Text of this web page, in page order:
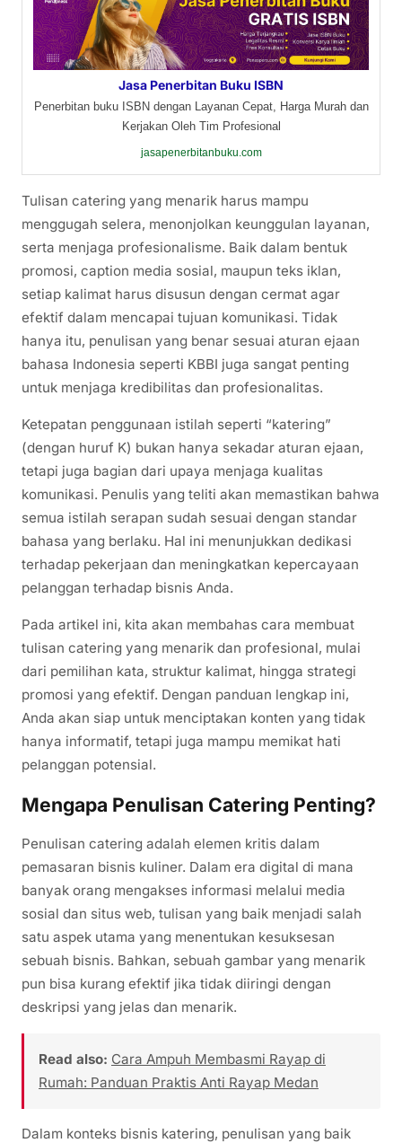
Jasa Penerbitan Buku ISBN
Penerbitan buku ISBN dengan Layanan Cepat, Harga Murah dan
Kerjakan Oleh Tim Profesional
jasapenerbitanbuku.com
Tulisan catering yang menarik harus mampu
menggugah selera, menonjolkan keunggulan layanan,
serta menjaga profesionalisme. Baik dalam bentuk
promosi, caption media sosial, maupun teks iklan,
setiap kalimat harus disusun dengan cermat agar
efektif dalam mencapai tujuan komunikasi. Tidak
hanya itu, penulisan yang benar sesuai aturan ejaan
bahasa Indonesia seperti KBBI juga sangat penting
untuk menjaga kredibilitas dan profesionalitas.
Ketepatan penggunaan istilah seperti “katering”
(dengan huruf K) bukan hanya sekadar aturan ejaan,
tetapi juga bagian dari upaya menjaga kualitas
komunikasi. Penulis yang teliti akan memastikan bahwa
semua istilah serapan sudah sesuai dengan standar
bahasa yang berlaku. Hal ini menunjukkan dedikasi
terhadap pekerjaan dan meningkatkan kepercayaan
pelanggan terhadap bisnis Anda.
Pada artikel ini, kita akan membahas cara membuat
tulisan catering yang menarik dan profesional, mulai
dari pemilihan kata, struktur kalimat, hingga strategi
promosi yang efektif. Dengan panduan lengkap ini,
Anda akan siap untuk menciptakan konten yang tidak
hanya informatif, tetapi juga mampu memikat hati
pelanggan potensial.
Mengapa Penulisan Catering Penting?
Penulisan catering adalah elemen kritis dalam
pemasaran bisnis kuliner. Dalam era digital di mana
banyak orang mengakses informasi melalui media
sosial dan situs web, tulisan yang baik menjadi salah
satu aspek utama yang menentukan kesuksesan
sebuah bisnis. Bahkan, sebuah gambar yang menarik
pun bisa kurang efektif jika tidak diiringi dengan
deskripsi yang jelas dan menarik.
Read also: Cara Ampuh Membasmi Rayap di
Rumah: Panduan Praktis Anti Rayap Medan
Dalam konteks bisnis katering, penulisan yang baik